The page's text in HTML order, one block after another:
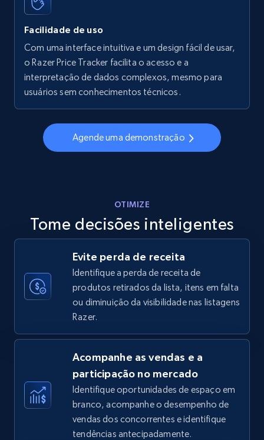
more.
Walmart - products - Collects products by
specific keywords
URL, Final price, Sku, Currency, Gtin,
Specifications, Image urls, Top reviews, and
using sku numbers
URL, Final price, Sku, Currency, Gtin,
Specifications, Image urls, Top reviews, and
5.6K+ 878+ Comece agora
TikTok Shop
URL, Title, Available, Description, Currency, Initial
price, Final price, Discount percent, and more.
Facilidade de uso
Com uma interface intuitiva e um design fácil de usar,
o Razer Price Tracker facilita o acesso e a
interpretação de dados complexos, mesmo para
usuários sem conhecimentos técnicos.
Agende uma demonstração
OTIMIZE
Tome decisões inteligentes
Evite perda de receita
Identifique a perda de receita de
produtos retirados da lista, itens em falta
ou diminuição da visibilidade nas listagens
Razer.
Acompanhe as vendas e a
participação no mercado
Identifique oportunidades de espaço em
branco, acompanhe o desempenho de
vendas dos concorrentes e identifique
tendências antecipadamente.